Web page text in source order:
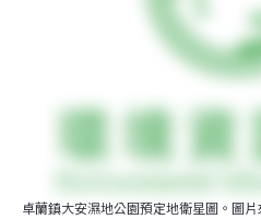
卓蘭鎮大安濕地公園預定地衛星圖。圖